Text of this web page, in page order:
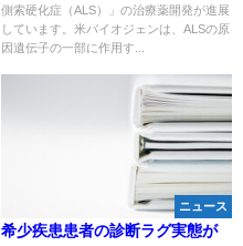
側索硬化症（ALS）」の治療薬開発が進展
しています。米バイオジェンは、ALSの原
因遺伝子の一部に作用す...
ニュース
希少疾患患者の診断ラグ実態が